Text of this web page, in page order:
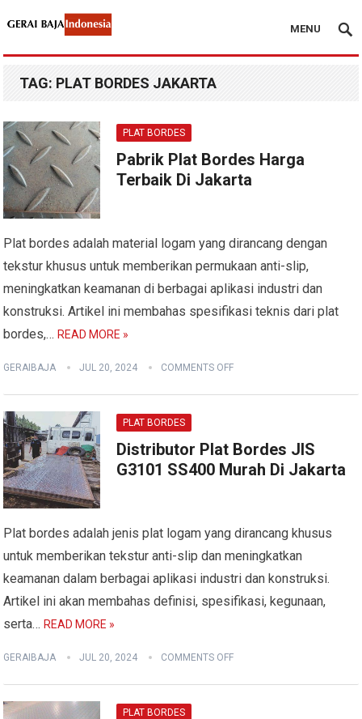
MENU
TAG: PLAT BORDES JAKARTA
PLAT BORDES
Pabrik Plat Bordes Harga
Terbaik Di Jakarta
Plat bordes adalah material logam yang dirancang dengan
tekstur khusus untuk memberikan permukaan anti-slip,
meningkatkan keamanan di berbagai aplikasi industri dan
konstruksi. Artikel ini membahas spesifikasi teknis dari plat
bordes,…READ MORE »
GERAIBAJA JUL 20, 2024 COMMENTS OFF
PLAT BORDES
Distributor Plat Bordes JIS
G3101 SS400 Murah Di Jakarta
Plat bordes adalah jenis plat logam yang dirancang khusus
untuk memberikan tekstur anti-slip dan meningkatkan
keamanan dalam berbagai aplikasi industri dan konstruksi.
Artikel ini akan membahas definisi, spesifikasi, kegunaan,
serta…READ MORE »
GERAIBAJA JUL 20, 2024 COMMENTS OFF
PLAT BORDES